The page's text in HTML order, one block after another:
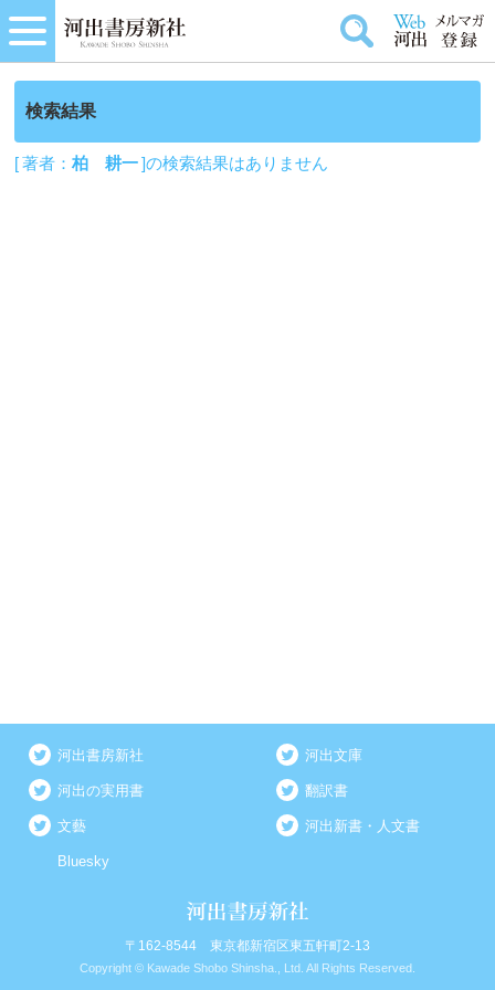
検索結果
[ 著者：柏 耕一]の検索結果はありません
河出書房新社 河出文庫
河出の実用書 翻訳書
文藝 河出新書・人文書
Bluesky
〒162-8544 東京都新宿区東五軒町2-13
Copyright © Kawade Shobo Shinsha., Ltd. All Rights Reserved.